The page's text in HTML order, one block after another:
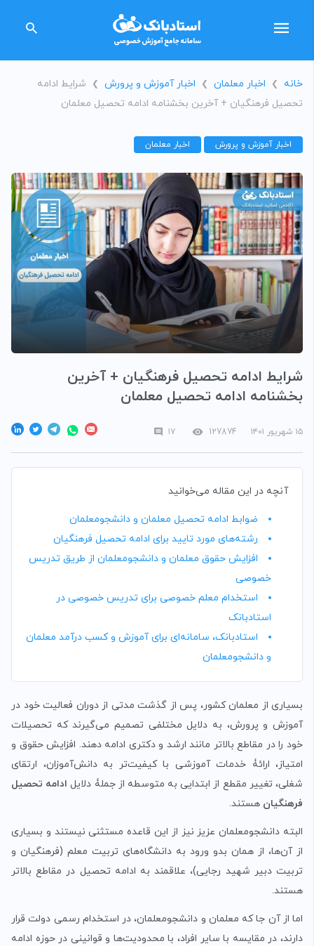
خانه ❯ اخبار معلمان ❯ اخبار آموزش و پرورش ❯
شرایط ادامه
تحصیل فرهنگیان + آخرین بخشنامه ادامه تحصیل معلمان
اخبار آموزش و پرورش اخبار معلمان
شرایط ادامه تحصیل فرهنگیان + آخرین
بخشنامه ادامه تحصیل معلمان
۱۵ شهریور ۱۴۰۱ 127874 ۱۷
آنچه در این مقاله می‌خوانید
ضوابط ادامه تحصیل معلمان و دانشجومعلمان
رشته‌های مورد تایید برای ادامه تحصیل فرهنگیان
افزایش حقوق معلمان و دانشجومعلمان از طریق تدریس
خصوصی
استخدام معلم خصوصی برای تدریس خصوصی در
استادبانک
استادبانک، سامانه‌ای برای آموزش و کسب درآمد معلمان
و دانشجومعلمان
بسیاری از معلمان کشور، پس از گذشت مدتی از دوران فعالیت خود در
آموزش و پرورش، به دلایل مختلفی تصمیم می‌گیرند که تحصیلات
خود را در مقاطع بالاتر مانند ارشد و دکتری ادامه دهند. افزایش حقوق و
امتیاز، ارائۀ خدمات آموزشی با کیفیت‌تر به دانش‌آموزان، ارتقای
شغلی، تغییر مقطع از ابتدایی به متوسطه از جملۀ دلایل ادامه تحصیل
فرهنگیان هستند.
البته دانشجومعلمان عزیز نیز از این قاعده مستثنی نیستند و بسیاری
از آن‌ها، از همان بدو ورود به دانشگاه‌های تربیت معلم (فرهنگیان و
تربیت دبیر شهید رجایی)، علاقمند به ادامه تحصیل در مقاطع بالاتر
هستند.
اما از آن جا که معلمان و دانشجومعلمان، در استخدام رسمی دولت قرار
دارند، در مقایسه با سایر افراد، با محدودیت‌ها و قوانینی در حوزه ادامه